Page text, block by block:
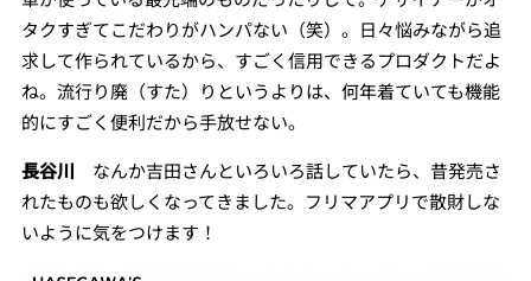
タクすぎてこだわりがハンパない（笑）。日々悩みながら追
求して作られているから、すごく信用できるプロダクトだよ
ね。流行り廃（すた）りというよりは、何年着ていても機能
的にすごく便利だから手放せない。
長谷川 なんか吉田さんといろいろ話していたら、昔発売さ
れたものも欲しくなってきました。フリマアプリで散財しな
いように気をつけます！